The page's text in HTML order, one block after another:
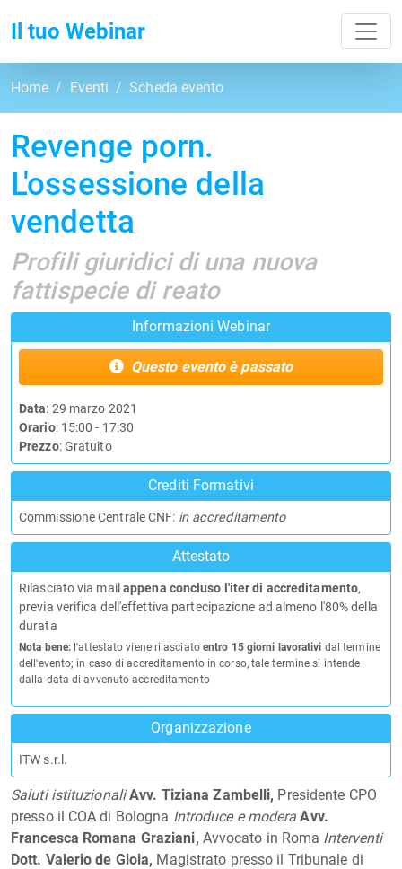
Il tuo Webinar
Home Eventi Scheda evento
Revenge porn.
L'ossessione della
vendetta
Profili giuridici di una nuova
fattispecie di reato
Saluti istituzionali Avv. Tiziana Zambelli, Presidente CPO
presso il COA di Bologna Introduce e modera Avv.
Francesca Romana Graziani, Avvocato in Roma Interventi
Dott. Valerio de Gioia, Magistrato presso il Tribunale di
Informazioni Webinar
Questo evento è passato
Data: 29 marzo 2021
Orario: 15:00 - 17:30
Prezzo: Gratuito
Crediti Formativi
Commissione Centrale CNF: in accreditamento
Attestato
Rilasciato via mail appena concluso l'iter di accreditamento,
previa verifica dell'effettiva partecipazione ad almeno l'80% della
durata
Nota bene: l'attestato viene rilasciato entro 15 giorni lavorativi dal termine
dell'evento; in caso di accreditamento in corso, tale termine si intende
dalla data di avvenuto accreditamento
Organizzazione
ITW s.r.l.